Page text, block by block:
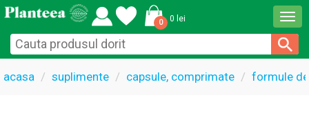
0 0 lei
acasa suplimente capsule, comprimate formule